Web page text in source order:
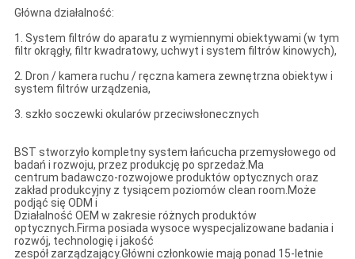
Główna działalność:
1. System filtrów do aparatu z wymiennymi obiektywami (w tym
filtr okrągły, filtr kwadratowy, uchwyt i system filtrów kinowych),
2. Dron / kamera ruchu / ręczna kamera zewnętrzna obiektyw i
system filtrów urządzenia,
3. szkło soczewki okularów przeciwsłonecznych
BST stworzyło kompletny system łańcucha przemysłowego od
badań i rozwoju, przez produkcję po sprzedaż.Ma
centrum badawczo-rozwojowe produktów optycznych oraz
zakład produkcyjny z tysiącem poziomów clean room.Może
podjąć się ODM i
Działalność OEM w zakresie różnych produktów
optycznych.Firma posiada wysoce wyspecjalizowane badania i
rozwój, technologię i jakość
zespół zarządzający.Główni członkowie mają ponad 15-letnie